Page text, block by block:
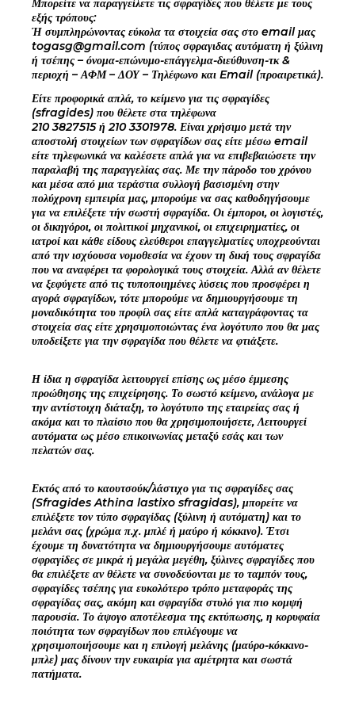
εξής τρόπους:
Ή συμπληρώνοντας εύκολα τα στοιχεία σας στο email μας
togasg@gmail.com (τύπος σφραγιδας αυτόματη ή ξύλινη
ή τσέπης – όνομα-επώνυμο-επάγγελμα-διεύθυνση-τκ &
περιοχή – ΑΦΜ – ΔΟΥ – Τηλέφωνο και Email (προαιρετικά).
Είτε προφορικά απλά, το κείμενο για τις σφραγίδες
(sfragides) που θέλετε στα τηλέφωνα
210 3827515 ή 210 3301978. Είναι χρήσιμο μετά την
αποστολή στοιχείων των σφραγίδων σας είτε μέσω email
είτε τηλεφωνικά να καλέσετε απλά για να επιβεβαιώσετε την
παραλαβή της παραγγελίας σας. Με την πάροδο του χρόνου
και μέσα από μια τεράστια συλλογή βασισμένη στην
πολύχρονη εμπειρία μας, μπορούμε να σας καθοδηγήσουμε
για να επιλέξετε τήν σωστή σφραγίδα. Οι έμποροι, οι λογιστές,
οι δικηγόροι, οι πολιτικοί μηχανικοί, οι επιχειρηματίες, οι
ιατροί και κάθε είδους ελεύθεροι επαγγελματίες υποχρεούνται
από την ισχύουσα νομοθεσία να έχουν τη δική τους σφραγίδα
που να αναφέρει τα φορολογικά τους στοιχεία. Αλλά αν θέλετε
να ξεφύγετε από τις τυποποιημένες λύσεις που προσφέρει η
αγορά σφραγίδων, τότε μπορούμε να δημιουργήσουμε τη
μοναδικότητα του προφίλ σας είτε απλά καταγράφοντας τα
στοιχεία σας είτε χρησιμοποιώντας ένα λογότυπο που θα μας
υποδείξετε για την σφραγίδα που θέλετε να φτιάξετε.
Η ίδια η σφραγίδα λειτουργεί επίσης ως μέσο έμμεσης
προώθησης της επιχείρησης. Το σωστό κείμενο, ανάλογα με
την αντίστοιχη διάταξη, το λογότυπο της εταιρείας σας ή
ακόμα και το πλαίσιο που θα χρησιμοποιήσετε, Λειτουργεί
αυτόματα ως μέσο επικοινωνίας μεταξύ εσάς και των
πελατών σας.
Εκτός από το καουτσούκ/λάστιχο για τις σφραγίδες σας
(Sfragides Athina lastixo sfragidas), μπορείτε να
επιλέξετε τον τύπο σφραγίδας (ξύλινη ή αυτόματη) και το
μελάνι σας (χρώμα π.χ. μπλέ ή μαύρο ή κόκκινο). Έτσι
έχουμε τη δυνατότητα να δημιουργήσουμε αυτόματες
σφραγίδες σε μικρά ή μεγάλα μεγέθη, ξύλινες σφραγίδες που
θα επιλέξετε αν θέλετε να συνοδεύονται με το ταμπόν τους,
σφραγίδες τσέπης για ευκολότερο τρόπο μεταφοράς της
σφραγίδας σας, ακόμη και σφραγίδα στυλό για πιο κομψή
παρουσία. Το άψογο αποτέλεσμα της εκτύπωσης, η κορυφαία
ποιότητα των σφραγίδων που επιλέγουμε να
χρησιμοποιήσουμε και η επιλογή μελάνης (μαύρο-κόκκινο-
μπλε) μας δίνουν την ευκαιρία για αμέτρητα και σωστά
πατήματα.